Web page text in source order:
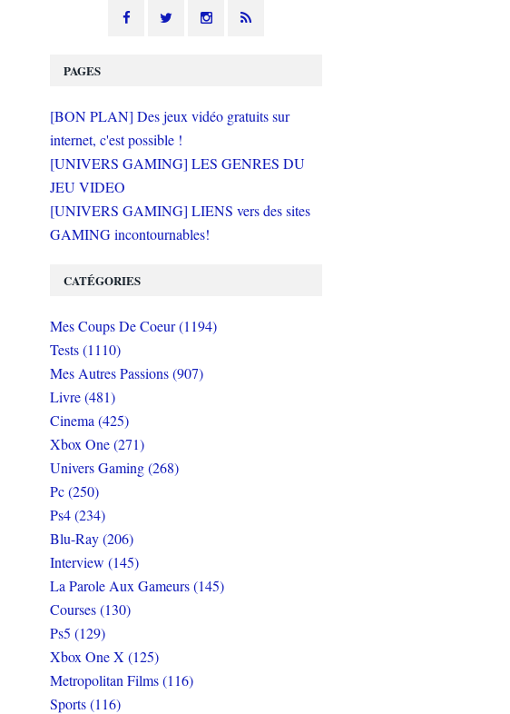
PAGES
[BON PLAN] Des jeux vidéo gratuits sur
internet, c'est possible !
[UNIVERS GAMING] LES GENRES DU
JEU VIDEO
[UNIVERS GAMING] LIENS vers des sites
GAMING incontournables!
CATÉGORIES
Mes Coups De Coeur (1194)
Tests (1110)
Mes Autres Passions (907)
Livre (481)
Cinema (425)
Xbox One (271)
Univers Gaming (268)
Pc (250)
Ps4 (234)
Blu-Ray (206)
Interview (145)
La Parole Aux Gameurs (145)
Courses (130)
Ps5 (129)
Xbox One X (125)
Metropolitan Films (116)
Sports (116)